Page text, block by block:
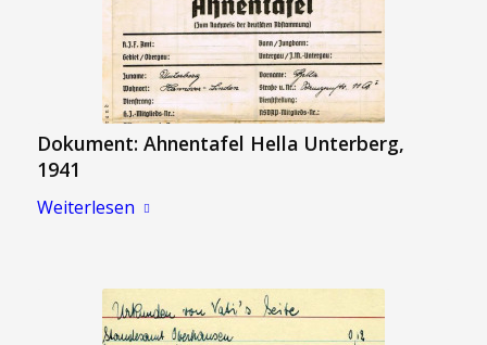
Dokument: Ahnentafel Hella Unterberg,
1941
Weiterlesen